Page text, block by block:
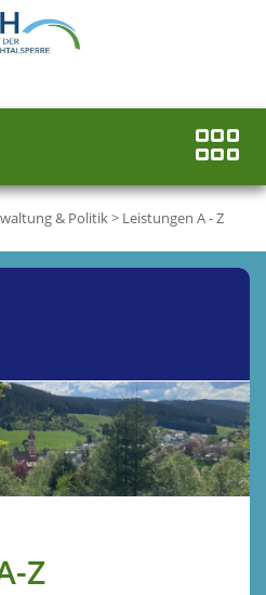
& Politik> Leistungen A - Z
Z